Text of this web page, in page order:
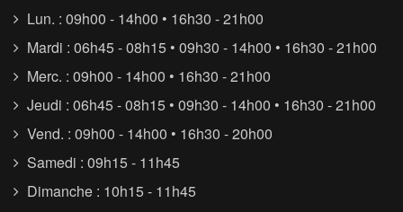
Lun. : 09h00 - 14h00 • 16h30 - 21h00
Mardi : 06h45 - 08h15 • 09h30 - 14h00 • 16h30 - 21h00
Merc. : 09h00 - 14h00 • 16h30 - 21h00
Jeudi : 06h45 - 08h15 • 09h30 - 14h00 • 16h30 - 21h00
Vend. : 09h00 - 14h00 • 16h30 - 20h00
Samedi : 09h15 - 11h45
Dimanche : 10h15 - 11h45